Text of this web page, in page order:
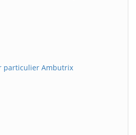
particulier Ambutrix